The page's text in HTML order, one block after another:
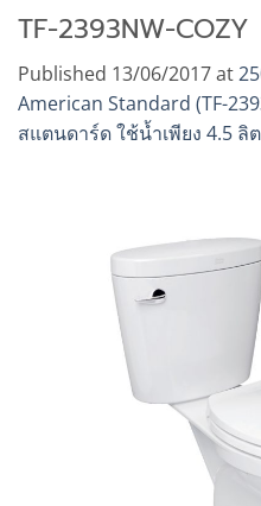
TF-2393NW-COZY
Published 13/06/2017at
American Standard (TF-
สแตนดาร์ด ใช้น้ำเพียง 4.5 ลิ